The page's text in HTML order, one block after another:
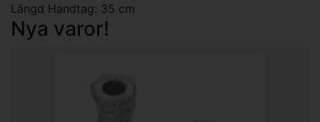
Längd Handtag: 35 cm
Nya varor!